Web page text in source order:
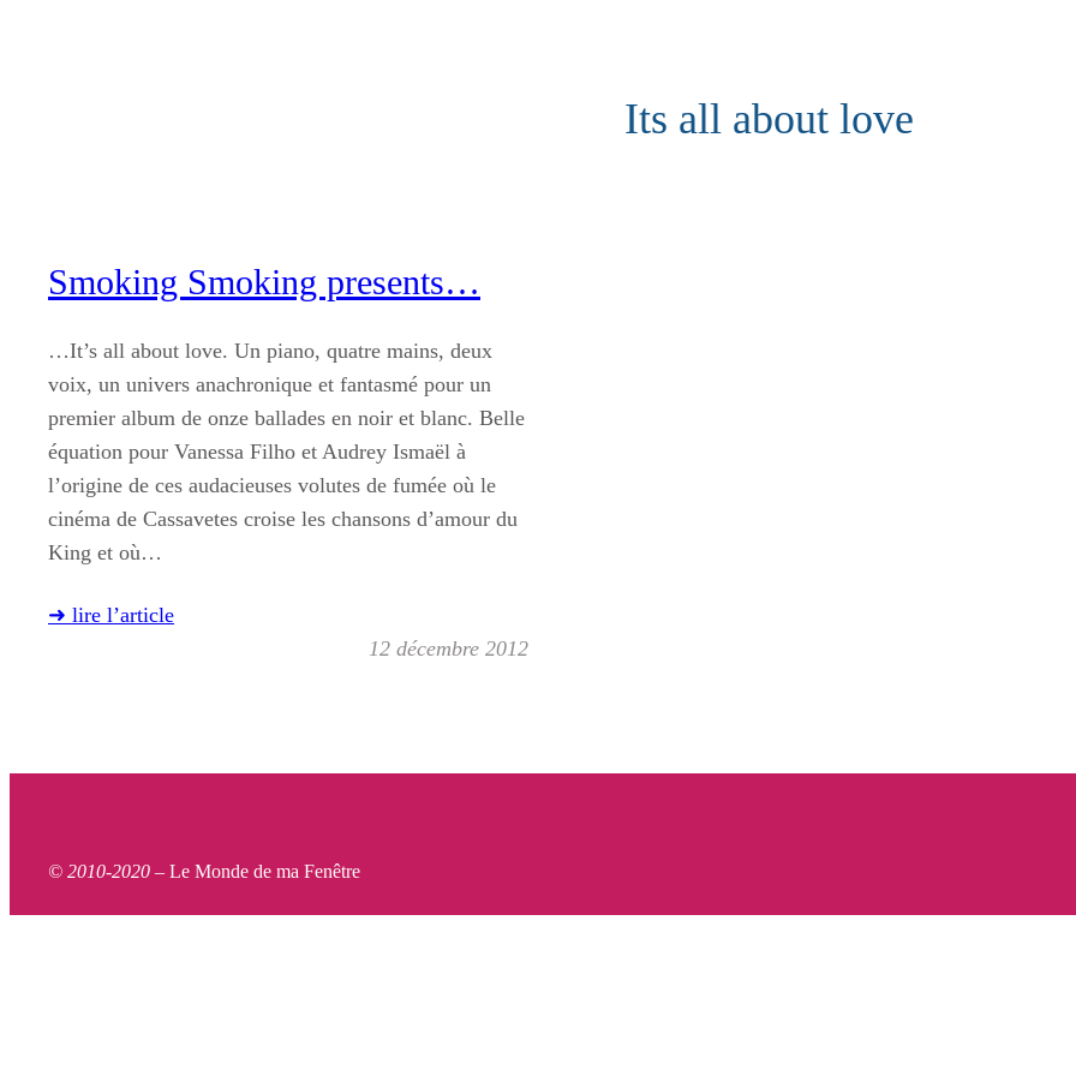
Its all about love
Smoking Smoking presents…
…It’s all about love. Un piano, quatre mains, deux
voix, un univers anachronique et fantasmé pour un
premier album de onze ballades en noir et blanc. Belle
équation pour Vanessa Filho et Audrey Ismaël à
l’origine de ces audacieuses volutes de fumée où le
cinéma de Cassavetes croise les chansons d’amour du
King et où…
➜ lire l’article
12 décembre 2012
© 2010-2020 – Le Monde de ma Fenêtre